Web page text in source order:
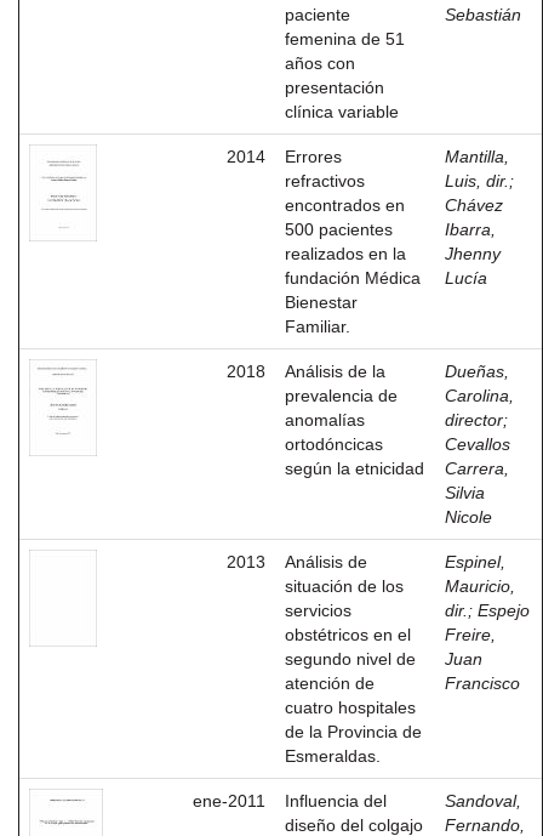
paciente
femenina de 51
años con
presentación
clínica variable
Sebastián
2014
Errores
refractivos
encontrados en
500 pacientes
realizados en la
fundación Médica
Bienestar
Familiar.
Mantilla,
Luis, dir. ;
Chávez
Ibarra,
Jhenny
Lucía
2018
Análisis de la
prevalencia de
anomalías
ortodóncicas
según la etnicidad
Dueñas,
Carolina,
director;
Cevallos
Carrera,
Silvia
Nicole
2013
Análisis de
situación de los
servicios
obstétricos en el
segundo nivel de
atención de
cuatro hospitales
de la Provincia de
Esmeraldas.
Espinel,
Mauricio,
dir. ; Espejo
Freire,
Juan
Francisco
ene-2011
Influencia del
diseño del colgajo
Sandoval,
Fernando,